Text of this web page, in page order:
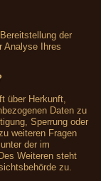
der
Analyse Ihres
über Herkunft,
Daten zu
Sperrung oder
weiteren Fragen
der im
Weiteren steht
zu.